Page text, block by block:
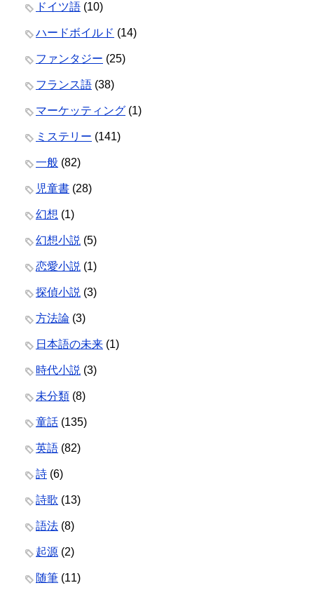
ドイツ語 (10)
ハードボイルド (14)
ファンタジー (25)
フランス語 (38)
マーケッティング (1)
ミステリー (141)
一般 (82)
児童書 (28)
幻想 (1)
幻想小説 (5)
恋愛小説 (1)
探偵小説 (3)
方法論 (3)
日本語の未来 (1)
時代小説 (3)
未分類 (8)
童話 (135)
英語 (82)
詩 (6)
詩歌 (13)
語法 (8)
起源 (2)
随筆 (11)